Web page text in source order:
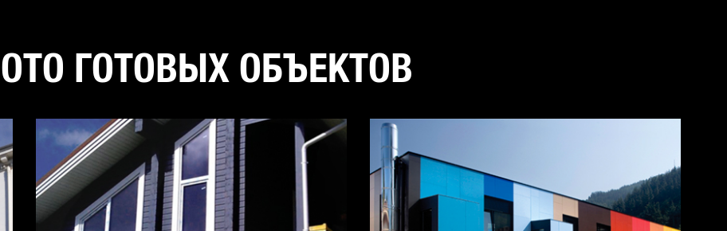
ГОТОВЫХ ОБЪЕКТОВ